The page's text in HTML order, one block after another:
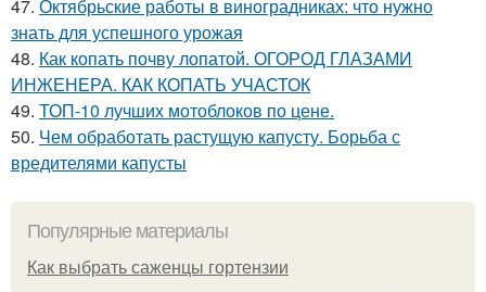
47. Октябрьские работы в виноградниках: что нужно
знать для успешного урожая
48. Как копать почву лопатой. ОГОРОД ГЛАЗАМИ
ИНЖЕНЕРА. КАК КОПАТЬ УЧАСТОК
49. ТОП-10 лучших мотоблоков по цене.
50. Чем обработать растущую капусту. Борьба с
вредителями капусты
Популярные материалы
Как выбрать саженцы гортензии